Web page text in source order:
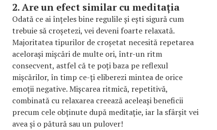
2. Are un efect similar cu meditația
Odată ce ai înțeles bine regulile și ești sigură cum
trebuie să croșetezi, vei deveni foarte relaxată.
Majoritatea tipurilor de croșetat necesită repetarea
acelorași mișcări de multe ori, într-un ritm
consecvent, astfel că te poți baza pe reflexul
mișcărilor, în timp ce-ți eliberezi mintea de orice
emoții negative. Mișcarea ritmică, repetitivă,
combinată cu relaxarea creează aceleași beneficii
precum cele obținute după meditație, iar la sfârșit vei
avea și o pătură sau un pulover!